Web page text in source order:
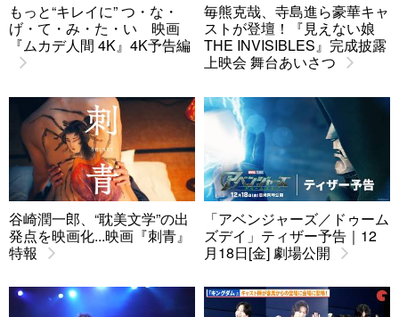
もっと“キレイに” つ・な・
げ・て・み・た・い 映画
『ムカデ人間 4K』4K予告編
毎熊克哉、寺島進ら豪華キャ
ストが登壇！『見えない娘
THE INVISIBLES』完成披露
上映会 舞台あいさつ
谷崎潤一郎、“耽美文学”の出
発点を映画化...映画『刺青』
特報
「アベンジャーズ／ドゥーム
ズデイ」ティザー予告｜12
月18日[金] 劇場公開